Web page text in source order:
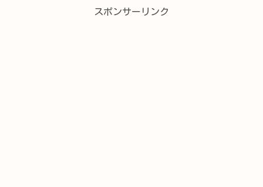
スポンサーリンク